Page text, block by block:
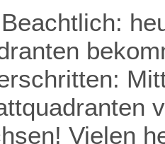
Beachtlich:
Vielen